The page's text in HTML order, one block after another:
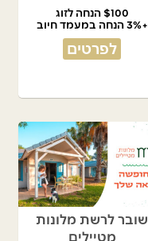
$100 הנחה לזוג
+3% הנחה במעמד חיוב
לפרטים
שובר לרשת מלונות
מטיילים